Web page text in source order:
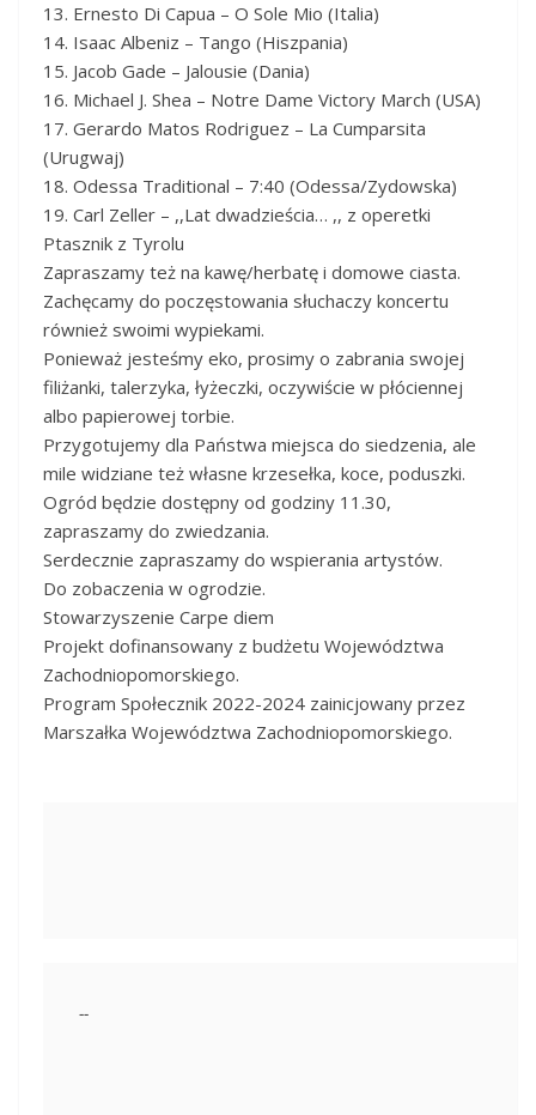
13. Ernesto Di Capua – O Sole Mio (Italia)
14. Isaac Albeniz – Tango (Hiszpania)
15. Jacob Gade – Jalousie (Dania)
16. Michael J. Shea – Notre Dame Victory March (USA)
17. Gerardo Matos Rodriguez – La Cumparsita
(Urugwaj)
18. Odessa Traditional – 7:40 (Odessa/Zydowska)
19. Carl Zeller – ,,Lat dwadzieścia… ,, z operetki
Ptasznik z Tyrolu
Zapraszamy też na kawę/herbatę i domowe ciasta.
Zachęcamy do poczęstowania słuchaczy koncertu
również swoimi wypiekami.
Ponieważ jesteśmy eko, prosimy o zabrania swojej
filiżanki, talerzyka, łyżeczki, oczywiście w płóciennej
albo papierowej torbie.
Przygotujemy dla Państwa miejsca do siedzenia, ale
mile widziane też własne krzesełka, koce, poduszki.
Ogród będzie dostępny od godziny 11.30,
zapraszamy do zwiedzania.
Serdecznie zapraszamy do wspierania artystów.
Do zobaczenia w ogrodzie.
Stowarzyszenie Carpe diem
Projekt dofinansowany z budżetu Województwa
Zachodniopomorskiego.
Program Społecznik 2022-2024 zainicjowany przez
Marszałka Województwa Zachodniopomorskiego.
--